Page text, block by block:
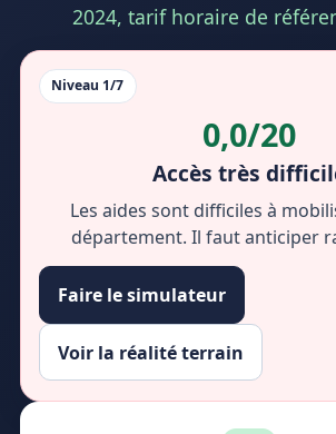
2024, tarif horaire de
Niveau 1/7
0,0/20
Accès très
Les aides sont difficiles à
département. Il faut anticiper
Faire le simulateur
Voir la réalité terrain